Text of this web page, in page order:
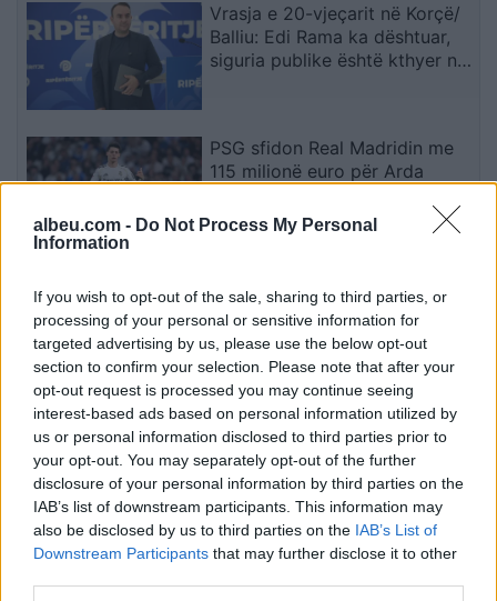
albeu.com - Do Not Process My Personal
Information
If you wish to opt-out of the sale, sharing to third parties, or
processing of your personal or sensitive information for
targeted advertising by us, please use the below opt-out
section to confirm your selection. Please note that after your
opt-out request is processed you may continue seeing
interest-based ads based on personal information utilized by
us or personal information disclosed to third parties prior to
your opt-out. You may separately opt-out of the further
disclosure of your personal information by third parties on the
IAB’s list of downstream participants. This information may
also be disclosed by us to third parties on the IAB’s List of
Downstream Participants that may further disclose it to other
Vrasja e 20-vjeçarit në Korçë/
Balliu: Edi Rama ka dështuar,
siguria publike është kthyer në
PSG sfidon Real Madridin me
115 milionë euro për Arda
krijuan identitete false për të
manipuluar persona realë
NASA konfirmon: Fragmenti i
raketës SpaceX do të godasë
Hënën, por s’ka kërcënim për
Tokën